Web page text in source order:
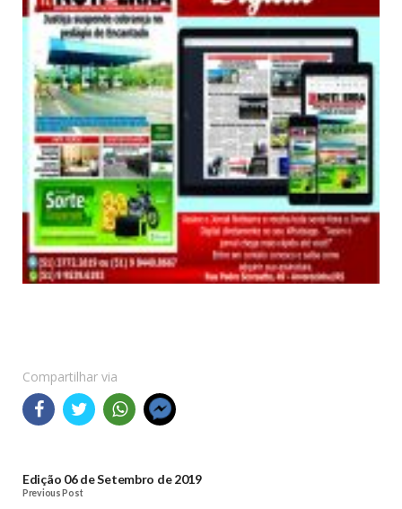
Compartilhar via
Edição 06 de Setembro de 2019
Previous Post